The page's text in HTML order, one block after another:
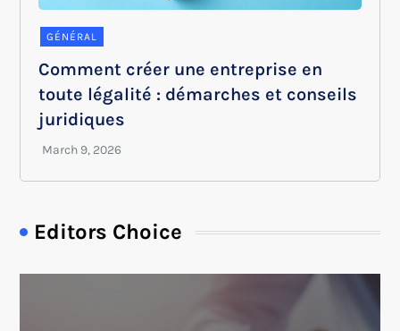
GÉNÉRAL
Comment créer une entreprise en
toute légalité : démarches et conseils
juridiques
Editors Choice